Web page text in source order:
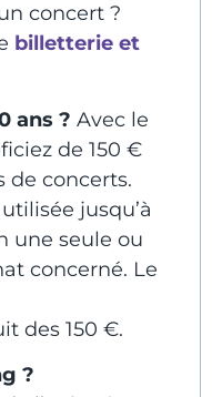
concert ?
billetterie et
ans ? Avec le
de 150 €
de concerts.
jusqu’à
une seule ou
concerné. Le
des 150 €.
?